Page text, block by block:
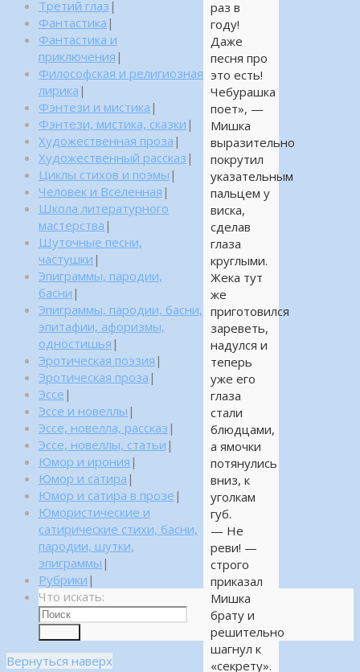
раз в
году!
Даже
песня про
это есть!
Чебурашка
поет», —
Мишка
выразительно
покрутил
указательным
пальцем у
виска,
сделав
глаза
круглыми.
Жека тут
же
приготовился
зареветь,
надулся и
теперь
уже его
глаза
стали
блюдцами,
а ямочки
потянулись
вниз, к
уголкам
губ.
— Не
реви! —
строго
приказал
Мишка
брату и
решительно
шагнул к
«секрету».
Третий глаз |
Фантастика |
Фантастика и
приключения |
Философская и религиозная
лирика |
Фэнтези и мистика |
Фэнтези, мистика, сказки |
Художественная проза |
Художественный рассказ |
Циклы стихов и поэмы |
Человек и Вселенная |
Школа литературного
мастерства |
Шуточные песни,
частушки |
Эпиграммы, пародии,
басни |
Эпиграммы, пародии, басни,
эпитафии, афоризмы,
одностишья |
Эротическая поэзия |
Эротическая проза |
Эссе |
Эссе и новеллы |
Эссе, новелла, рассказ |
Эссе, новеллы, статьи |
Юмор и ирония |
Юмор и сатира |
Юмор и сатира в прозе |
Юмористические и
сатирические стихи, басни,
пародии, шутки,
эпиграммы |
Рубрики |
Что искать:
Вернуться наверх